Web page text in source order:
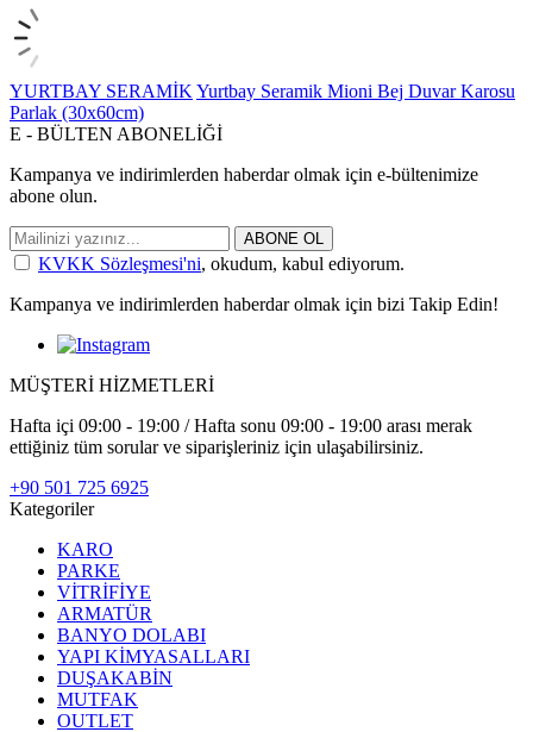
YURTBAY SERAMİK Yurtbay Seramik Mioni Bej Duvar Karosu
Parlak (30x60cm)
E - BÜLTEN ABONELİĞİ
Kampanya ve indirimlerden haberdar olmak için e-bültenimize
abone olun.
ABONE OL
KVKK Sözleşmesi'ni, okudum, kabul ediyorum.
Kampanya ve indirimlerden haberdar olmak için bizi Takip Edin!
MÜŞTERİ HİZMETLERİ
Hafta içi 09:00 - 19:00 / Hafta sonu 09:00 - 19:00 arası merak
ettiğiniz tüm sorular ve siparişleriniz için ulaşabilirsiniz.
+90 501 725 6925
Kategoriler
KARO
PARKE
VİTRİFİYE
ARMATÜR
BANYO DOLABI
YAPI KİMYASALLARI
DUŞAKABİN
MUTFAK
OUTLET